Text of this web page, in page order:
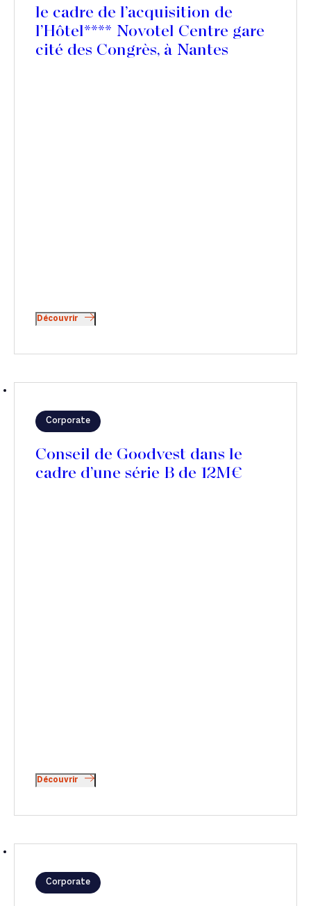
le cadre de l’acquisition de
l’Hôtel**** Novotel Centre gare
cité des Congrès, à Nantes
Découvrir
Corporate
Conseil de Goodvest dans le
cadre d’une série B de 12M€
Découvrir
Corporate